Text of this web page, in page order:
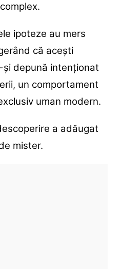
ipoteze au mers
că acești
depună intenționat
un comportament
uman modern.
a adăugat
mister.